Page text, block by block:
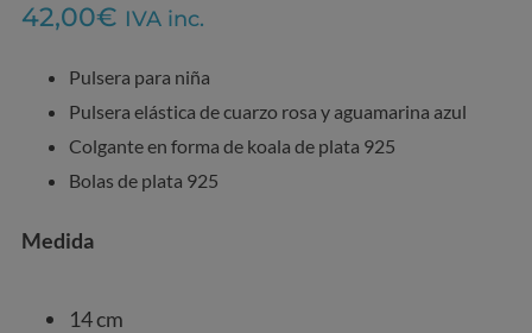
42,00€ IVA inc.
Pulsera para niña
Pulsera elástica de cuarzo rosa y aguamarina azul
Colgante en forma de koala de plata 925
Bolas de plata 925
Medida
14 cm